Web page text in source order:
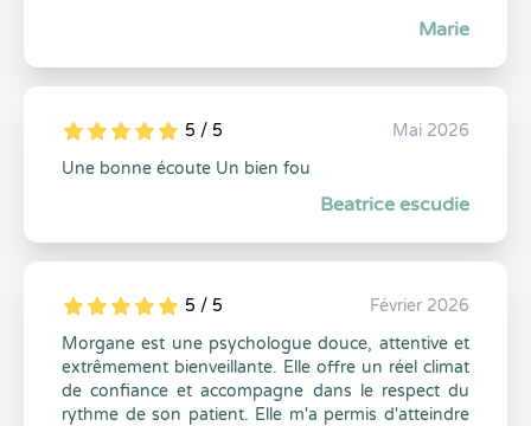
Marie
5
1
5
0 5 / 5
Mai 2026
Une bonne écoute Un bien fou
Beatrice escudie
5
1
5
0 5 / 5
Février 2026
Morgane est une psychologue douce, attentive et
extrêmement bienveillante. Elle offre un réel climat
de confiance et accompagne dans le respect du
rythme de son patient. Elle m'a permis d'atteindre